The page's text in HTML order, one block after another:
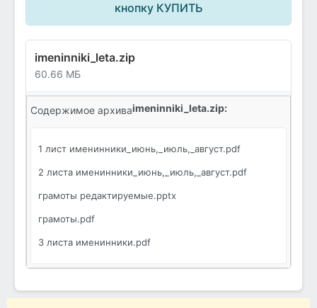
кнопку КУПИТЬ
imeninniki_leta.zip
60.66 МБ
Содержимое архиваimeninniki_leta.zip:
1 лист именинники_июнь,_июль,_август.pdf
2 листа именинники_июнь,_июль,_август.pdf
грамоты редактируемые.pptx
грамоты.pdf
3 листа именинники.pdf